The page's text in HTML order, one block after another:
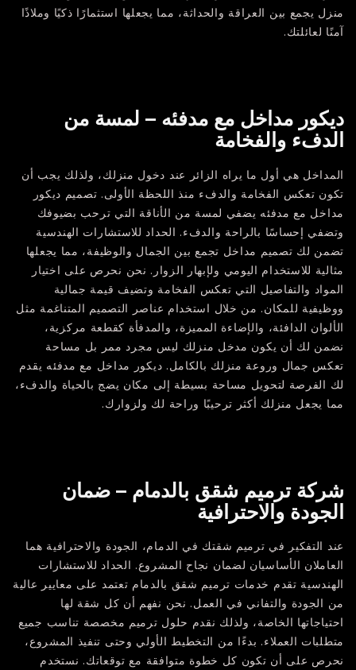
منزل يجمع بين العراقة والحداثة، مما يجعلها استثمارًا ذكيًا وملاذًا
آمنًا لعائلتك.
ديكور مداخل مع مدفئه – لمسة من
الدفء والفخامة
المداخل هي أول ما يراه الزائر عند دخول منزلك، ولذلك يجب أن
تكون تعكس الفخامة والدفء منذ اللحظة الأولى. تصميم ديكور
مداخل مع مدفئه يضفي لمسة من الأناقة التي ترحب بضيوفك
وتضفي إحساسًا بالراحة والدفء. الحداد للاستشارات الهندسية
تضمن لك تصميم مداخل تجمع بين الجمال والوظيفة، مما يجعلها
مثالية للاستخدام اليومي ولإبهار الزوار. نحن نحرص على اختيار
المواد والتفاصيل التي تعكس الفخامة وتضيف قيمة جمالية
ووظيفية للمكان. من خلال استخدام عناصر التصميم المتناغمة مثل
الألوان الدافئة، والإضاءة المميزة، والمدفأة كقطعة مركزية،
نضمن لك أن يكون مدخل منزلك ليس مجرد ممر بل مساحة
تعكس جمال وروعة منزلك بالكامل. ديكور مداخل مع مدفئه يقدم
لك الفرصة لتحويل مساحة بسيطة إلى مكان يضج بالحياة والدفء،
مما يجعل منزلك أكثر ترحيبًا وراحة لك ولزوارك.
شركة ترميم شقق بالدمام – ضمان
الجودة والاحترافية
عند التفكير في ترميم شقتك في الدمام، الجودة والاحترافية هما
العاملان الأساسيان لضمان نجاح المشروع. الحداد للاستشارات
الهندسية تقدم خدمات ترميم شقق بالدمام تعتمد على معايير عالية
من الجودة والتفاني في العمل. نحن نفهم أن كل شقة لها
احتياجاتها الخاصة، ولذلك نقدم حلول ترميم مخصصة تناسب جميع
متطلبات العملاء. بدءًا من التخطيط الأولي وحتى تنفيذ المشروع،
نحرص على أن تكون كل خطوة متوافقة مع توقعاتك. نستخدم